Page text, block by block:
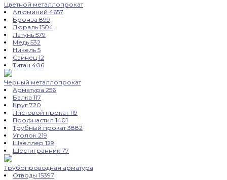
Цветной металлопрокат
Алюминий 4657
Бронза 899
Дюраль 1504
Латунь 579
Медь 532
Никель 5
Свинец 12
Титан 406
Черный металлопрокат
Арматура 256
Балка 117
Круг 720
Листовой прокат119
Профнастил 1401
Трубный прокат3882
Уголок 219
Швеллер 129
Шестигранник 77
Трубопроводная арматура
Отводы 15397